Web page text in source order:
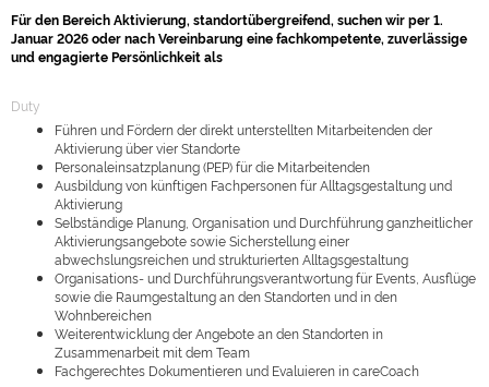
Für den Bereich Aktivierung, standortübergreifend, suchen wir per 1.
Januar 2026 oder nach Vereinbarung eine fachkompetente, zuverlässige
und engagierte Persönlichkeit als
Duty
Führen und Fördern der direkt unterstellten Mitarbeitenden der
Aktivierung über vier Standorte
Personaleinsatzplanung (PEP) für die Mitarbeitenden
Ausbildung von künftigen Fachpersonen für Alltagsgestaltung und
Aktivierung
Selbständige Planung, Organisation und Durchführung ganzheitlicher
Aktivierungsangebote sowie Sicherstellung einer
abwechslungsreichen und strukturierten Alltagsgestaltung
Organisations- und Durchführungsverantwortung für Events, Ausflüge
sowie die Raumgestaltung an den Standorten und in den
Wohnbereichen
Weiterentwicklung der Angebote an den Standorten in
Zusammenarbeit mit dem Team
Fachgerechtes Dokumentieren und Evaluieren in careCoach